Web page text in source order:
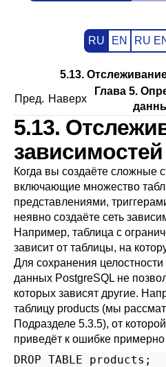
RU EN RU
5.13.
Пред. Наверх
Глава 5.
5.13.
зависимостей
Когда вы создаёте сложные
включающие множество
представлениями,
неявно создаёте сеть
Например, таблица с
зависит от таблицы, на
Для сохранения
данных PostgreSQL не
которых зависят другие.
таблицу products (мы
Подразделе 5.3.5), от
приведёт к ошибке
DROP TABLE products;